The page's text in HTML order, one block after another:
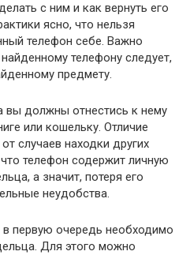
с ним и как вернуть его
ясно, что нельзя
телефон себе. Важно
телефону следует,
предмету.
вы должны отнестись к нему
или кошельку. Отличие
случаев находки других
телефон содержит личную
а значит, потеря его
неудобства.
первую очередь необходимо
Для этого можно